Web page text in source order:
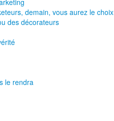
demain, vous aurez le choix
des décorateurs
le rendra